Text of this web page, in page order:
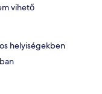
vihető
helyiségekben